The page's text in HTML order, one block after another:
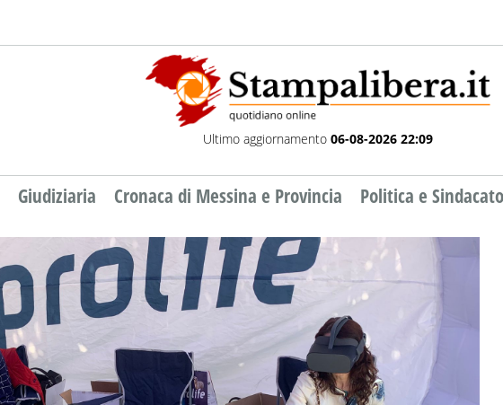
Ultimo aggiornamento 06-08-2026 22:09
Giudiziaria Cronaca di Messina e Provincia Politica e Sindacato